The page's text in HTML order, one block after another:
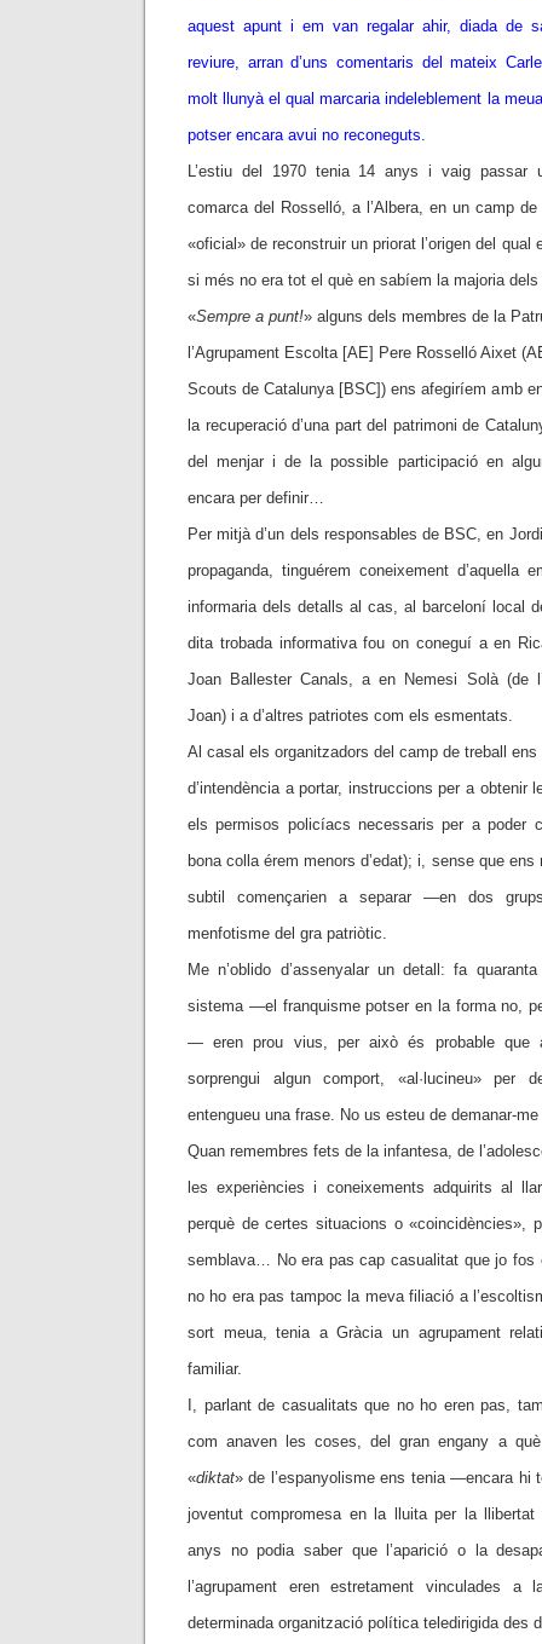
aquest apunt i em van regalar ahir, diada de
reviure, arran d’uns comentaris del mateix
molt llunyà el qual marcaria indeleblement la
potser encara avui no reconeguts.
L’estiu del 1970 tenia 14 anys i vaig passar
comarca del Rosselló, a l’Albera, en un camp
«oficial» de reconstruir un priorat l’origen del
si més no era tot el què en sabíem la majoria
«Sempre a punt!» alguns dels membres de la
l’Agrupament Escolta [AE] Pere Rosselló Aixet
Scouts de Catalunya [BSC]) ens afegiríem amb
la recuperació d’una part del patrimoni de
del menjar i de la possible participació en
encara per definir…
Per mitjà d’un dels responsables de BSC, en
propaganda, tinguérem coneixement d’aquella
informaria dels detalls al cas, al barceloní local
dita trobada informativa fou on coneguí a en
Joan Ballester Canals, a en Nemesi Solà (de
Joan) i a d’altres patriotes com els esmentats.
Al casal els organitzadors del camp de treball ens
d’intendència a portar, instruccions per a obtenir
els permisos policíacs necessaris per a poder
bona colla érem menors d’edat); i, sense que ens
subtil començarien a separar —en dos
menfotisme del gra patriòtic.
Me n’oblido d’assenyalar un detall: fa
sistema —el franquisme potser en la forma no,
— eren prou vius, per això és probable que
sorprengui algun comport, «al·lucineu» per
entengueu una frase. No us esteu de demanar-
Quan remembres fets de la infantesa, de
les experiències i coneixements adquirits al
perquè de certes situacions o «coincidències»,
semblava… No era pas cap casualitat que jo fos
no ho era pas tampoc la meva filiació a
sort meua, tenia a Gràcia un agrupament
familiar.
I, parlant de casualitats que no ho eren pas,
com anaven les coses, del gran engany a
«diktat» de l’espanyolisme ens tenia —encara
joventut compromesa en la lluita per la
anys no podia saber que l’aparició o la
l’agrupament eren estretament vinculades
determinada organització política teledirigida des